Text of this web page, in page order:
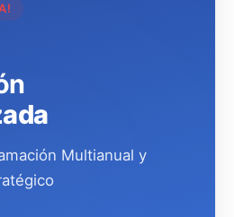
Multianual y